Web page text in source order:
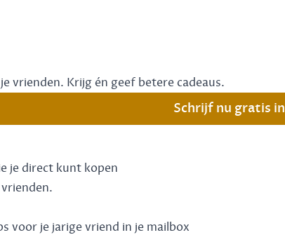
vrienden. Krijg én geef betere cadeaus.
Schrijf nu gratis in
je direct kunt kopen
voor je jarige vriend in je mailbox